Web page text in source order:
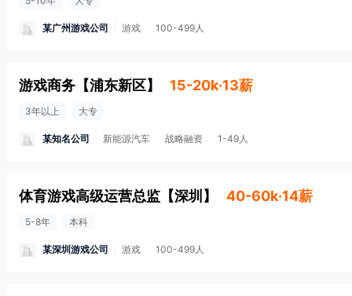
某广州游戏公司 游戏 100-499人
游戏商务 【浦东新区】 15-20k·13薪
3年以上 大专
某知名公司 新能源汽车 战略融资 1-49人
体育游戏高级运营总监 【深圳 】 40-60k·14薪
5-8年 本科
某深圳游戏公司 游戏 100-499人